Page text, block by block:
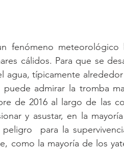
fenómeno meteorológico
cálidos. Para que se
agua, típicamente
admirar la tromba
de 2016 al largo de las
y asustar, en la
para la
como la mayoría de los